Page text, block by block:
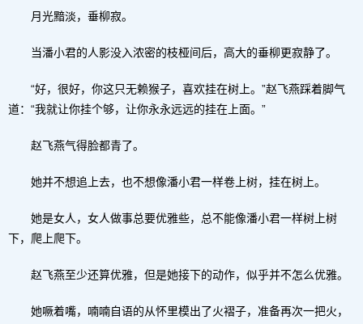
月光黯淡，垂柳寂。
当潘小君的人影没入浓密的枝桠间后，高大的垂柳更寂静了。
“好，很好，你这只无赖猴子，喜欢挂在树上。”赵飞燕踩着脚气
道：“我就让你挂个够，让你永永远远的挂在上面。”
赵飞燕气得脸都青了。
她并不想追上去，也不想像潘小君一样卷上树，挂在树上。
她是女人，女人做事总要优雅些，总不能像潘小君一样树上树
下，爬上爬下。
赵飞燕至少还算优雅，但是她接下的动作，似乎并不怎么优雅。
她噘着嘴，喃喃自语的从怀里模出了火褶子，准备再次一把火，